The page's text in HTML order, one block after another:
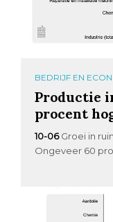
BEDRIJF EN
Productie
procent
10-06 Groei in
Ongeveer 60